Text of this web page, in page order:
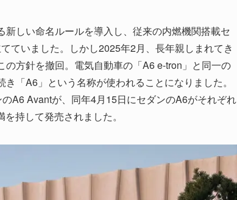
しい命名ルールを導入し、従来の内燃機関搭載セ
ていました。しかし2025年2月、長年親しまれてき
方針を撤回。電気自動車の「A6 e-tron」と同一の
「A6」という名称が使われることになりました。
A6 Avantが、同年4月15日にセダンのA6がそれぞれ
持して発売されました。